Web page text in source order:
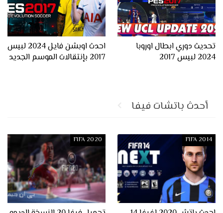
تحديث دوري ابطال اوروبا
2024 لبيس 2017
احدث اوبشن فايل 2024 لبيس
2017 بإنتقالات الموسم الجديد
أحدث باتشات فيفا
FIFA 2014
FIFA 2020